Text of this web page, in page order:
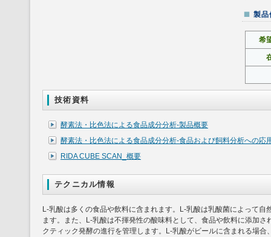
製品
希
技術資料
酵素法・比色法による食品成分分析-製品概要
酵素法・比色法による食品成分分析-食品および飼料分析への応
RIDA CUBE SCAN_概要
テクニカル情報
L-乳酸は多くの食品や飲料に含まれます。L-乳酸は乳酸菌によって
ます。また、L-乳酸は不揮発性の酸味料として、食品や飲料に添加
クティック発酵の進行を管理します。L-乳酸がビールに含まれる場